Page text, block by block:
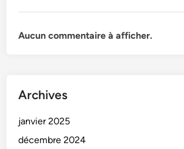
Aucun commentaire à afficher.
Archives
janvier 2025
décembre 2024